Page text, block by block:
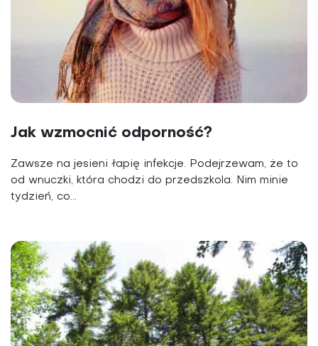
Jak wzmocnić odporność?
Zawsze na jesieni łapię infekcje. Podejrzewam, że to
od wnuczki, która chodzi do przedszkola. Nim minie
tydzień, co...